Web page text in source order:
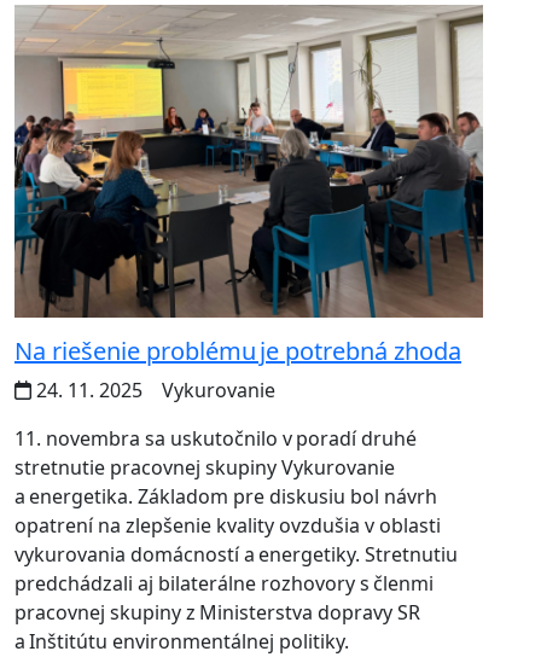
Na riešenie problému je potrebná zhoda
24. 11. 2025
Vykurovanie
11. novembra sa uskutočnilo v poradí druhé
stretnutie pracovnej skupiny Vykurovanie
a energetika. Základom pre diskusiu bol návrh
opatrení na zlepšenie kvality ovzdušia v oblasti
vykurovania domácností a energetiky. Stretnutiu
predchádzali aj bilaterálne rozhovory s členmi
pracovnej skupiny z Ministerstva dopravy SR
a Inštitútu environmentálnej politiky.